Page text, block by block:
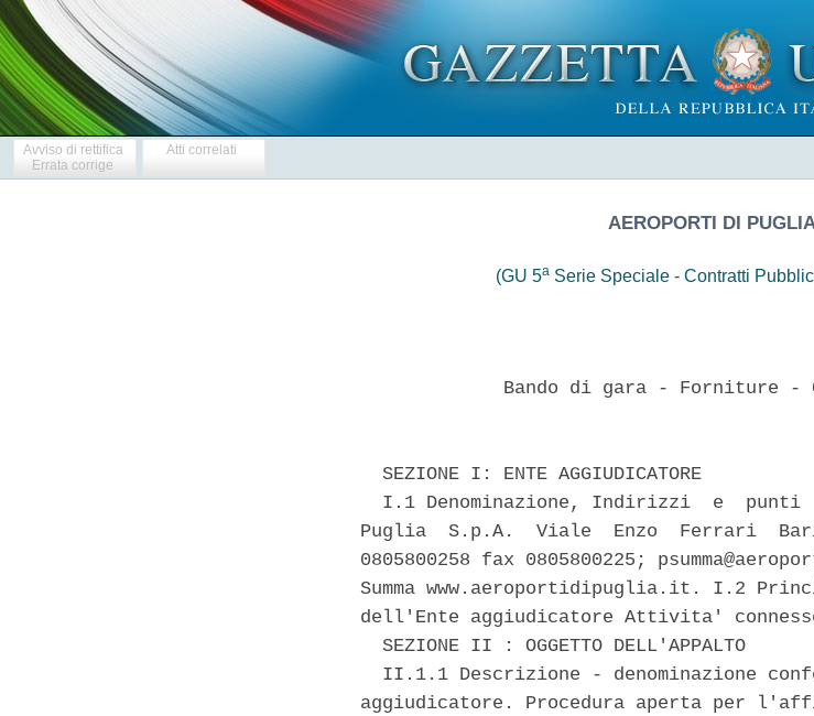
Avviso di rettifica
Errata corrige
Atti correlati
AEROPORTI DI
(GU 5aSerie Speciale - Contratti
Bando di gara - Forniture -
  SEZIONE I: ENTE AGGIUDICATORE
I.1 Denominazione, Indirizzi  e  punti
Puglia  S.p.A.  Viale  Enzo  Ferrari
0805800258 fax 0805800225;
Summa www.aeroportidipuglia.it. I.2
dell'Ente aggiudicatore Attivita'
  SEZIONE II : OGGETTO DELL'APPALTO
II.1.1 Descrizione - denominazione
aggiudicatore. Procedura aperta per